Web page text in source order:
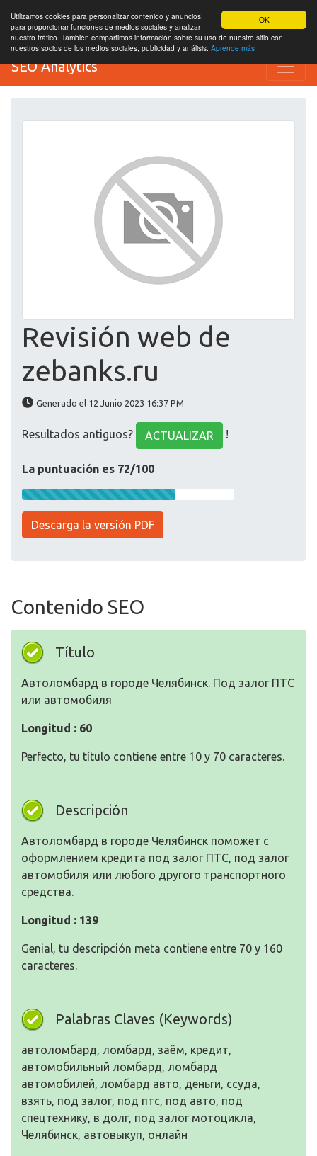
OK
Utilizamos cookies para personalizar contenido y anuncios,
para proporcionar funciones de medios sociales y analizar
nuestro tráfico. También compartimos información sobre su uso de nuestro sitio con
nuestros socios de los medios sociales, publicidad y análisis. Aprende más
SEO Analytics
Revisión web de
zebanks.ru
Generado el 12 Junio 2023 16:37 PM
Resultados antiguos? ACTUALIZAR !
La puntuación es 72/100
Descarga la versión PDF
Contenido SEO
Título
Автоломбард в городе Челябинск. Под залог ПТС
или автомобиля
Longitud : 60
Perfecto, tu título contiene entre 10 y 70 caracteres.
Descripción
Автоломбард в городе Челябинск поможет с
оформлением кредита под залог ПТС, под залог
автомобиля или любого другого транспортного
средства.
Longitud : 139
Genial, tu descripción meta contiene entre 70 y 160
caracteres.
Palabras Claves (Keywords)
автоломбард, ломбард, заём, кредит,
автомобильный ломбард, ломбард
автомобилей, ломбард авто, деньги, ссуда,
взять, под залог, под птс, под авто, под
спецтехнику, в долг, под залог мотоцикла,
Челябинск, автовыкуп, онлайн